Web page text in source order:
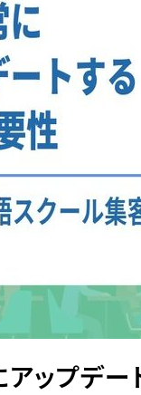
アップデ